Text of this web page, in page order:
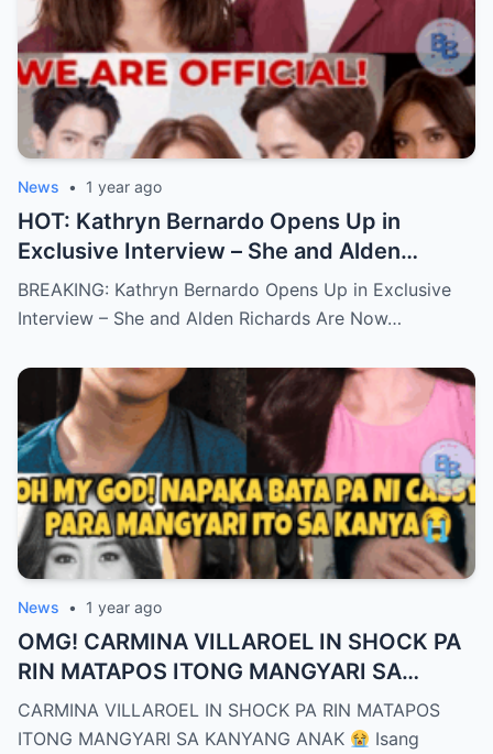
News • 1 year ago
HOT: Kathryn Bernardo Opens Up in
Exclusive Interview – She and Alden
Richards Are Now Officially Together
BREAKING: Kathryn Bernardo Opens Up in Exclusive
Interview – She and Alden Richards Are Now…
News • 1 year ago
OMG! CARMINA VILLAROEL IN SHOCK PA
RIN MATAPOS ITONG MANGYARI SA
KANYANG ANAK
CARMINA VILLAROEL IN SHOCK PA RIN MATAPOS
ITONG MANGYARI SA KANYANG ANAK
Isang